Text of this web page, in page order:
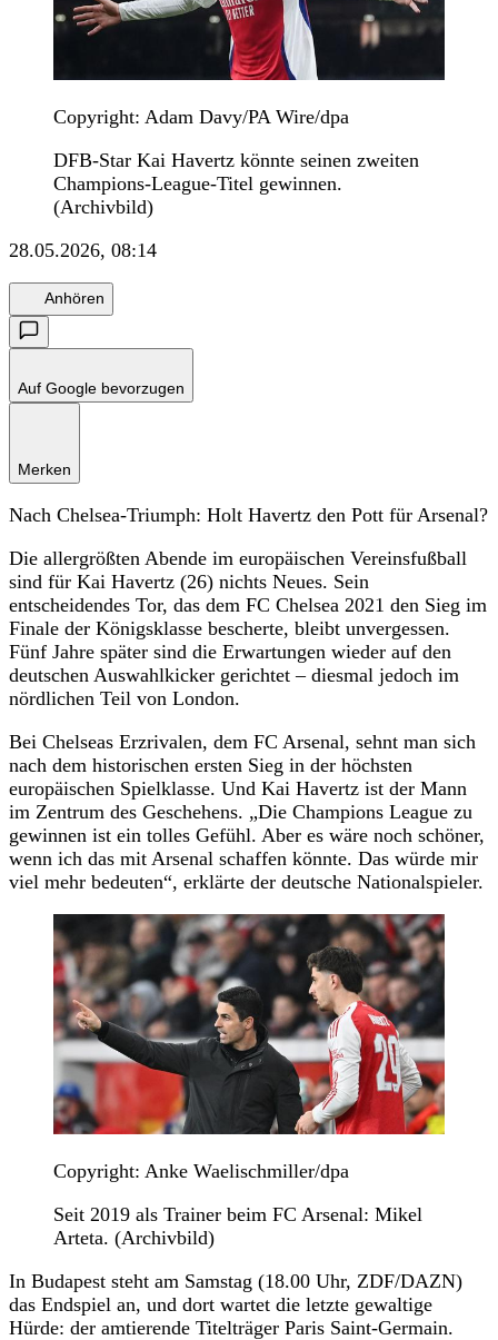
Copyright: Adam Davy/PA Wire/dpa
DFB-Star Kai Havertz könnte seinen zweiten
Champions-League-Titel gewinnen.
(Archivbild)
28.05.2026, 08:14
Anhören
Auf Google bevorzugen
Merken
Nach Chelsea-Triumph: Holt Havertz den Pott für Arsenal?
Die allergrößten Abende im europäischen Vereinsfußball
sind für Kai Havertz (26) nichts Neues. Sein
entscheidendes Tor, das dem FC Chelsea 2021 den Sieg im
Finale der Königsklasse bescherte, bleibt unvergessen.
Fünf Jahre später sind die Erwartungen wieder auf den
deutschen Auswahlkicker gerichtet – diesmal jedoch im
nördlichen Teil von London.
Bei Chelseas Erzrivalen, dem FC Arsenal, sehnt man sich
nach dem historischen ersten Sieg in der höchsten
europäischen Spielklasse. Und Kai Havertz ist der Mann
im Zentrum des Geschehens. „Die Champions League zu
gewinnen ist ein tolles Gefühl. Aber es wäre noch schöner,
wenn ich das mit Arsenal schaffen könnte. Das würde mir
viel mehr bedeuten“, erklärte der deutsche Nationalspieler.
Copyright: Anke Waelischmiller/dpa
Seit 2019 als Trainer beim FC Arsenal: Mikel
Arteta. (Archivbild)
In Budapest steht am Samstag (18.00 Uhr, ZDF/DAZN)
das Endspiel an, und dort wartet die letzte gewaltige
Hürde: der amtierende Titelträger Paris Saint-Germain.